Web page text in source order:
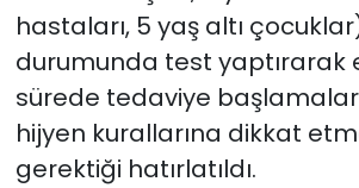
hastaları, 5 yaş altı
durumunda test yaptırarak
sürede tedaviye
hijyen kurallarına dikkat
gerektiği hatırlatıldı.